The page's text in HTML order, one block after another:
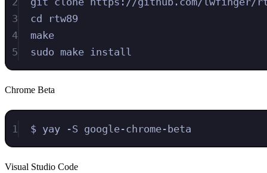
3
cd rtw89
4
make
5
sudo make install
Chrome Beta
1 $ yay -S google-chrome-beta
Visual Studio Code